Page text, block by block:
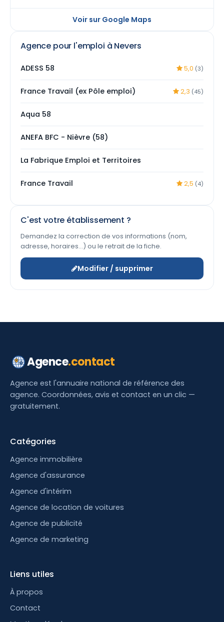
Voir sur Google Maps
Agence pour l'emploi à Nevers
ADESS 58 5,0 (3)
France Travail (ex Pôle emploi) 2,3 (45)
Aqua 58
ANEFA BFC - Nièvre (58)
La Fabrique Emploi et Territoires
France Travail 2,5 (4)
C'est votre établissement ?
Demandez la correction de vos informations (nom,
adresse, horaires…) ou le retrait de la fiche.
Modifier / supprimer
Agence.contact
Agence est l'annuaire national de référence des
agence. Coordonnées, avis et contact en un clic —
gratuitement.
Catégories
Agence immobilière
Agence d'assurance
Agence d'intérim
Agence de location de voitures
Agence de publicité
Agence de marketing
Liens utiles
À propos
Contact